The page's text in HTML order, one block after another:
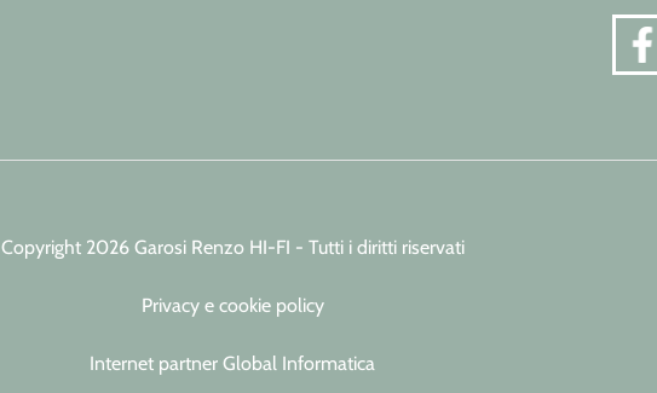
Copyright 2026 Garosi Renzo HI-FI - Tutti i diritti riservati
Privacy e cookie policy
Internet partner Global Informatica